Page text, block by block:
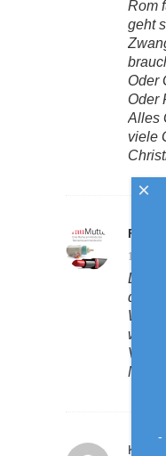
Rom
geht
Oder
Oder
Alles
viele
10. April
Liebe
die
Nina
-
×